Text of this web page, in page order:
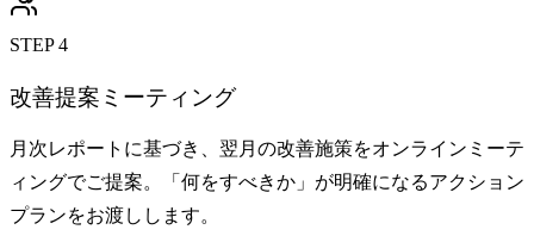
STEP 4
改善提案ミーティング
月次レポートに基づき、翌月の改善施策をオンラインミーテ
ィングでご提案。「何をすべきか」が明確になるアクション
プランをお渡しします。